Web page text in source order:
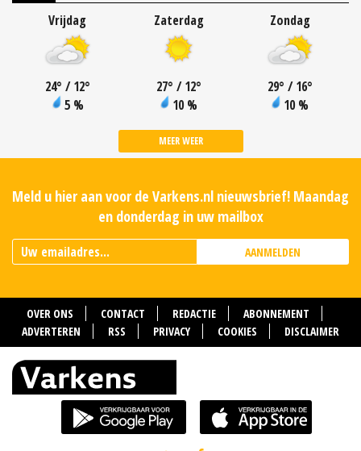
Vrijdag
24° / 12°
5 %
Zaterdag
27° / 12°
10 %
Zondag
29° / 16°
10 %
MEER WEER
Meld u hier aan voor de Varkens.nl nieuwsbrief! Maandag
en donderdag in uw mailbox
AANMELDEN
OVER ONS CONTACT REDACTIE
ABONNEMENT
ADVERTEREN
RSS PRIVACY COOKIES DISCLAIMER